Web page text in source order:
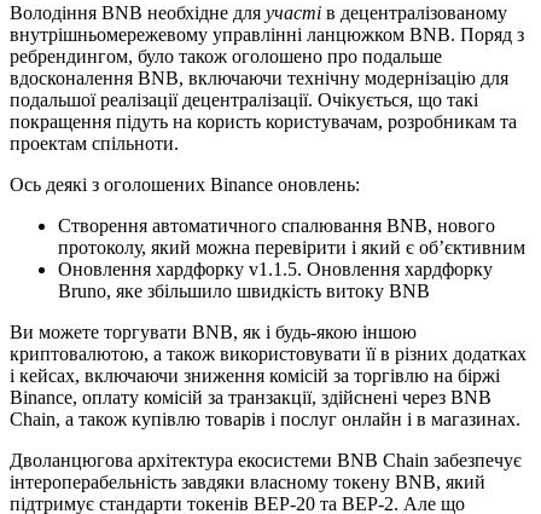
Володіння BNB необхідне для участі в децентралізованому
внутрішньомережевому управлінні ланцюжком BNB. Поряд з
ребрендингом, було також оголошено про подальше
вдосконалення BNB, включаючи технічну модернізацію для
подальшої реалізації децентралізації. Очікується, що такі
покращення підуть на користь користувачам, розробникам та
проектам спільноти.
Ось деякі з оголошених Binance оновлень:
Створення автоматичного спалювання BNB, нового
протоколу, який можна перевірити і який є об’єктивним
Оновлення хардфорку v1.1.5. Оновлення хардфорку
Bruno, яке збільшило швидкість витоку BNB
Ви можете торгувати BNB, як і будь-якою іншою
криптовалютою, а також використовувати її в різних додатках
і кейсах, включаючи зниження комісій за торгівлю на біржі
Binance, оплату комісій за транзакції, здійснені через BNB
Chain, а також купівлю товарів і послуг онлайн і в магазинах.
Дволанцюгова архітектура екосистеми BNB Chain забезпечує
інтероперабельність завдяки власному токену BNB, який
підтримує стандарти токенів BEP-20 та BEP-2. Але що